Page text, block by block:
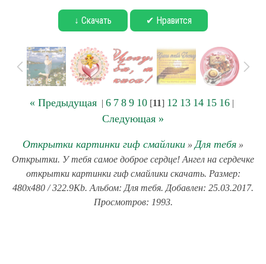
↓ Скачать ✔ Нравится
« Предыдущая | 6 7 8 9 10 [11] 12 13 14 15 16 |
Следующая »
Открытки картинки гиф смайлики » Для тебя »
Открытки. У тебя самое доброе сердце! Ангел на сердечке
открытки картинки гиф смайлики скачать. Размер:
480x480 / 322.9Kb. Альбом: Для тебя. Добавлен: 25.03.2017.
Просмотров: 1993.